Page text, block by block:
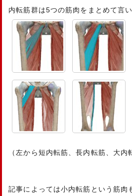
内転筋群は5つの筋肉をまとめて言い
（左から短内転筋、長内転筋、大内
記事によっては小内転筋という筋肉